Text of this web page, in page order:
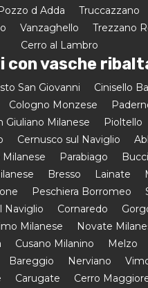
d Adda Truccazzano
Vanzaghello
Trezzano
Cerro al Lambro
con vasche
San Giovanni
Cinisello
Cologno Monzese
Giuliano Milanese Pioltello
Cernusco sul Naviglio
Parabiago
Bresso Lainate
Peschiera Borromeo
Naviglio
Cornaredo
Milanese Novate
Cusano Milanino Melzo
Bareggio Nerviano
Carugate Cerro